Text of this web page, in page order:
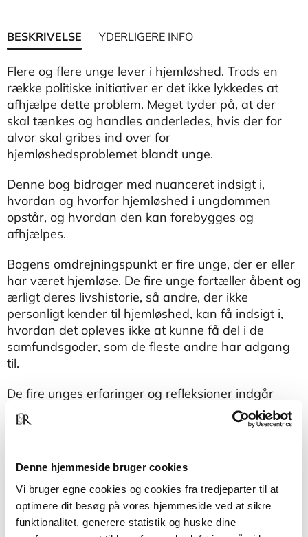
Denne hjemmeside bruger cookies
Vi bruger egne cookies og cookies fra tredjeparter til at
optimere dit besøg på vores hjemmeside ved at sikre
funktionalitet, generere statistik og huske dine
BESKRIVELSE YDERLIGERE INFO
Flere og flere unge lever i hjemløshed. Trods en
række politiske initiativer er det ikke lykkedes at
afhjælpe dette problem. Meget tyder på, at der
skal tænkes og handles anderledes, hvis der for
alvor skal gribes ind over for
hjemløshedsproblemet blandt unge.
Denne bog bidrager med nuanceret indsigt i,
hvordan og hvorfor hjemløshed i ungdommen
opstår, og hvordan den kan forebygges og
afhjælpes.
Bogens omdrejningspunkt er fire unge, der er eller
har været hjemløse. De fire unge fortæller åbent og
ærligt deres livshistorie, så andre, der ikke
personligt kender til hjemløshed, kan få indsigt i,
hvordan det opleves ikke at kunne få del i de
samfundsgoder, som de fleste andre har adgang
til.
De fire unges erfaringer og refleksioner indgår
samtidig i bogens øvrige dele, hvor hjemløsheden
beskrives ud fra et teoretisk perspektiv, og hvor de
forskellige temaer, der står centralt i fortællingerne,
uddybes sammen med de handlinger, som
fortællingerne lægger op til.
Ung og hjemløstilbyder politikere, administratorer
og fagprofessionelle, der har ansvar for